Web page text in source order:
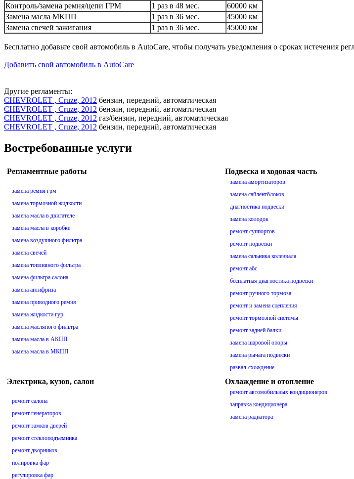
Контроль/замена ремня/цепи ГРМ
1 раз в 48 мес.
60000 км
Замена масла МКПП
1 раз в 36 мес.
45000 км
Замена свечей зажигания
1 раз в 36 мес. 45000 км
Бесплатно добавьте свой автомобиль в AutoCare, чтобы получать уведомления о сроках истечения
Добавить свой автомобиль в AutoCare
Другие регламенты:
CHEVROLET , Cruze, 2012 бензин, передний, автоматическая
CHEVROLET , Cruze, 2012 бензин, передний, автоматическая
CHEVROLET , Cruze, 2012 газ/бензин, передний, автоматическая
CHEVROLET , Cruze, 2012 бензин, передний, автоматическая
Востребованные услуги
Регламентные работы
замена ремня грм
замена тормозной жидкости
замена масла в двигателе
замена масла в коробке
замена воздушного фильтра
замена свечей
замена топливного фильтра
замена фильтра салона
замена антифриза
замена приводного ремня
замена жидкости гур
замена масляного фильтра
замена масла в АКПП
замена масла в МКПП
Подвеска и ходовая часть
замена амортизаторов
замена сайлентблоков
диагностика подвески
замена колодок
ремонт суппортов
ремонт подвески
замена сальника коленвала
ремонт абс
бесплатная диагностика подвески
ремонт ручного тормоза
ремонт и замена сцепления
ремонт тормозной системы
ремонт задней балки
замена шаровой опоры
замена рычага подвески
развал-схождение
Электрика, кузов, салон
ремонт салона
ремонт генераторов
ремонт замков дверей
ремонт стеклоподъемника
ремонт дворников
полировка фар
регулировка фар
Охлаждение и отопление
ремонт автомобильных кондиционеров
заправка кондиционера
замена радиатора